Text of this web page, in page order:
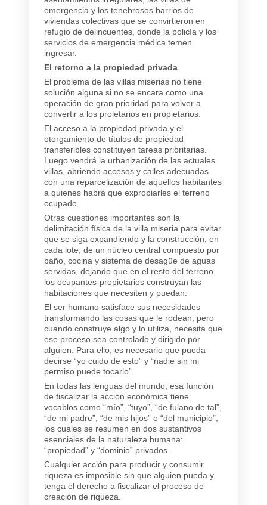
emergencia y los tenebrosos barrios de
viviendas colectivas que se convirtieron en
refugio de delincuentes, donde la policía y los
servicios de emergencia médica temen
ingresar.
El retorno a la propiedad privada
El problema de las villas miserias no tiene
solución alguna si no se encara como una
operación de gran prioridad para volver a
convertir a los proletarios en propietarios.
El acceso a la propiedad privada y el
otorgamiento de títulos de propiedad
transferibles constituyen tareas prioritarias.
Luego vendrá la urbanización de las actuales
villas, abriendo accesos y calles adecuadas
con una reparcelización de aquellos habitantes
a quienes habrá que expropiarles el terreno
ocupado.
Otras cuestiones importantes son la
delimitación física de la villa miseria para evitar
que se siga expandiendo y la construcción, en
cada lote, de un núcleo central compuesto por
baño, cocina y sistema de desagüe de aguas
servidas, dejando que en el resto del terreno
los ocupantes-propietarios construyan las
habitaciones que necesiten y puedan.
El ser humano satisface sus necesidades
transformando las cosas que le rodean, pero
cuando construye algo y lo utiliza, necesita que
ese proceso sea controlado y dirigido por
alguien. Para ello, es necesario que pueda
decirse “yo cuido de esto” y “nadie sin mi
permiso puede tocarlo”.
En todas las lenguas del mundo, esa función
de fiscalizar la acción económica tiene
vocablos como “mío”, “tuyo”, “de fulano de tal”,
“de mi padre”, “de mis hijos” o “del municipio”,
los cuales se resumen en dos sustantivos
esenciales de la naturaleza humana:
“propiedad” y “dominio” privados.
Cualquier acción para producir y consumir
riqueza es imposible sin que alguien pueda y
tenga el derecho a fiscalizar el proceso de
creación de riqueza.